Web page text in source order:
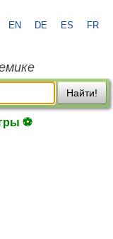
EN DE ES FR
Найти!
⚽